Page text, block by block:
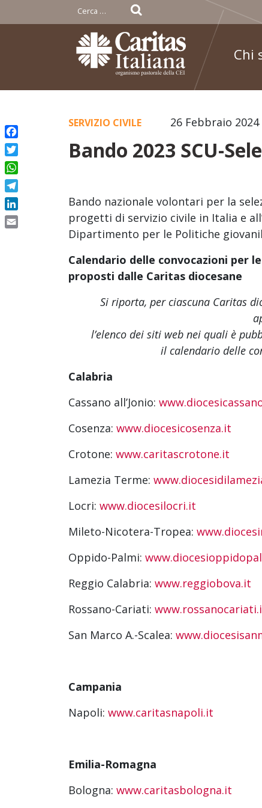
Skip
to
content
Ricerca
per:
Chi
26 Febbraio 2024
SERVIZIO CIVILE
Bando 2023 SCU-
Bando nazionale volontari per la
progetti di servizio civile in Italia e
Dipartimento per le Politiche
Calendario delle convocazioni per
proposti dalle Caritas diocesane
Si riporta, per ciascuna Caritas
l’elenco dei siti web nei quali è
il calendario delle
Calabria
Cassano all’Jonio:
Cosenza: www.diocesicosenza.it
Crotone: www.caritascrotone.it
Lamezia Terme:
Locri: www.diocesilocri.it
Mileto-Nicotera-Tropea:
Oppido-Palmi:
Reggio Calabria: www.reggiobova.it
Rossano-Cariati:
San Marco A.-Scalea:
Campania
Napoli: www.caritasnapoli.it
Emilia-Romagna
Bologna: www.caritasbologna.it
Facebook
Twitter
WhatsApp
Telegram
LinkedIn